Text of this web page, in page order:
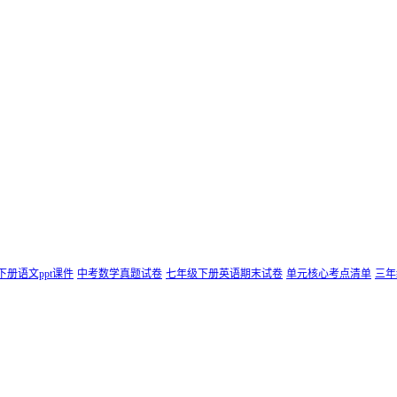
册语文ppt课件 中考数学真题试卷 七年级下册英语期末试卷 单元核心考点清单 三